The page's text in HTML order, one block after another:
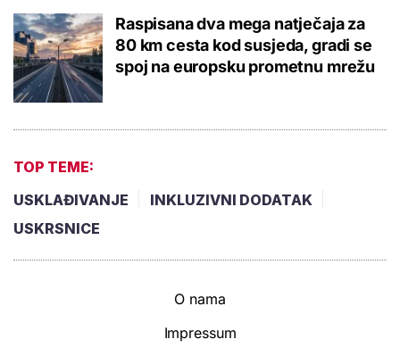
Raspisana dva mega natječaja za
80 km cesta kod susjeda, gradi se
spoj na europsku prometnu mrežu
TOP TEME:
USKLAĐIVANJE
INKLUZIVNI DODATAK
USKRSNICE
O nama
Impressum